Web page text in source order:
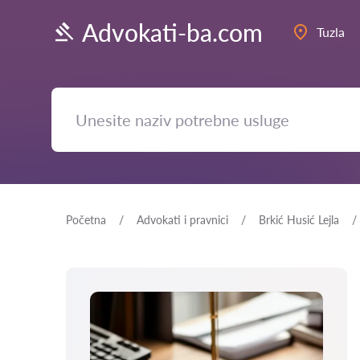
Advokati-ba.com Tuzla
Početna Advokati i pravnici Brkić Husić Lejla